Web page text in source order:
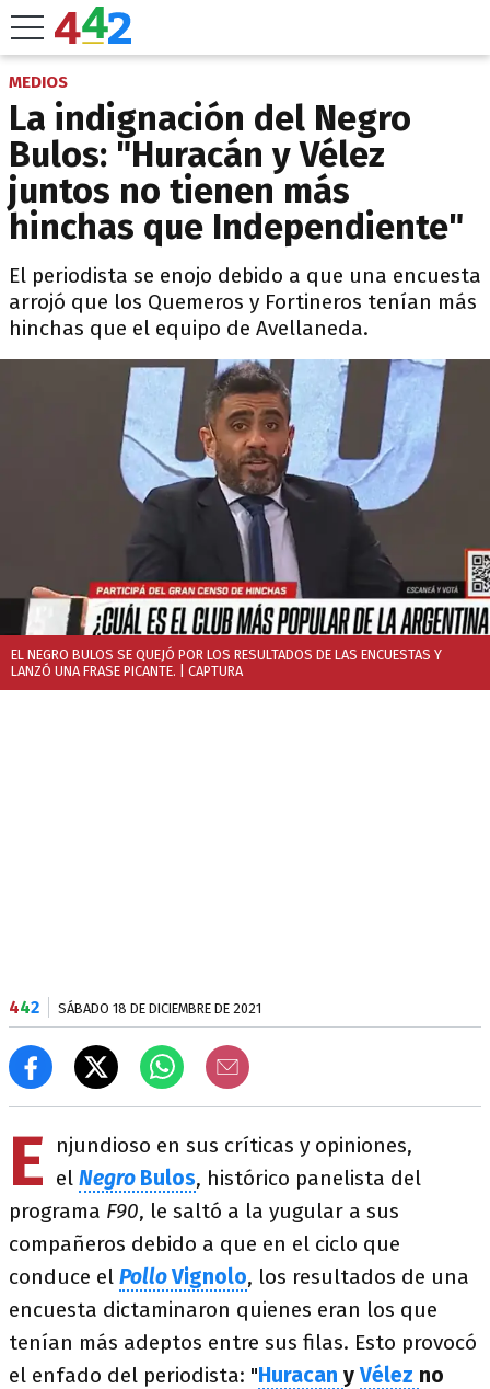
MEDIOS
La indignación del Negro
Bulos: "Huracán y Vélez
juntos no tienen más
hinchas que Independiente"
El periodista se enojo debido a que una encuesta
arrojó que los Quemeros y Fortineros tenían más
hinchas que el equipo de Avellaneda.
EL NEGRO BULOS SE QUEJÓ POR LOS RESULTADOS DE LAS ENCUESTAS Y
LANZÓ UNA FRASE PICANTE. | CAPTURA
442 SÁBADO 18 DE DICIEMBRE DE 2021
E
njundioso en sus críticas y opiniones,
el Negro Bulos, histórico panelista del
programa F90, le saltó a la yugular a sus
compañeros debido a que en el ciclo que
conduce el PolloVignolo, los resultados de una
encuesta dictaminaron quienes eran los que
tenían más adeptos entre sus filas. Esto provocó
el enfado del periodista: "Huracan yVélez no